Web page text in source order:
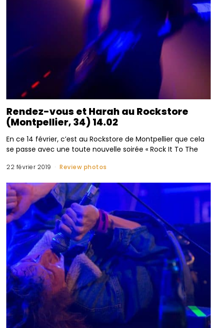
Rendez-vous et Harah au Rockstore
(Montpellier, 34) 14.02
En ce 14 février, c’est au Rockstore de Montpellier que cela
se passe avec une toute nouvelle soirée « Rock It To The
22 février 2019 Review photos